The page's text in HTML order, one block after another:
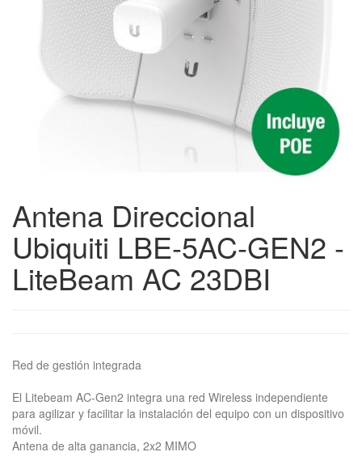
Antena Direccional
Ubiquiti LBE-5AC-GEN2 -
LiteBeam AC 23DBI
Red de gestión integrada
El Litebeam AC-Gen2 integra una red Wireless independiente
para agilizar y facilitar la instalación del equipo con un dispositivo
móvil.
Antena de alta ganancia, 2x2 MIMO